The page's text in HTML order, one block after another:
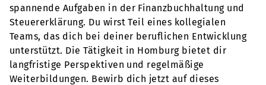
spannende Aufgaben in der Finanzbuchhaltung und
Steuererklärung. Du wirst Teil eines kollegialen
Teams, das dich bei deiner beruflichen Entwicklung
unterstützt. Die Tätigkeit in Homburg bietet dir
langfristige Perspektiven und regelmäßige
Weiterbildungen. Bewirb dich jetzt auf dieses